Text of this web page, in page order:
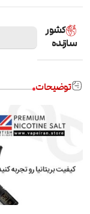
کشور
سازنده
توضیحات